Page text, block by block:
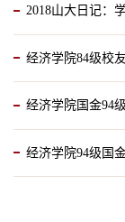
2018山大日记：
经济学院84级校
经济学院国金94
经济学院94级国